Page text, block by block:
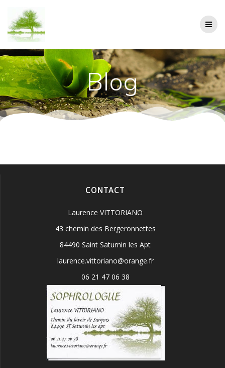
Blog
CONTACT
Laurence VITTORIANO
43 chemin des Bergeronnettes
84490 Saint Saturnin les Apt
laurence.vittoriano@orange.fr
06 21 47 06 38